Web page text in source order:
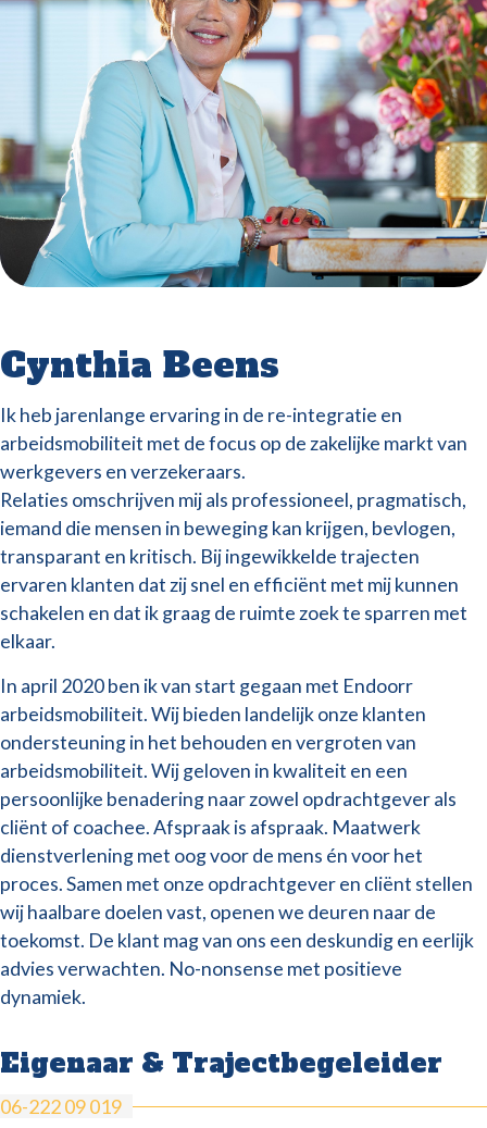
Cynthia Beens
Ik heb jarenlange ervaring in de re-integratie en
arbeidsmobiliteit met de focus op de zakelijke markt van
werkgevers en verzekeraars.
Relaties omschrijven mij als professioneel, pragmatisch,
iemand die mensen in beweging kan krijgen, bevlogen,
transparant en kritisch. Bij ingewikkelde trajecten
ervaren klanten dat zij snel en efficiënt met mij kunnen
schakelen en dat ik graag de ruimte zoek te sparren met
elkaar.
In april 2020 ben ik van start gegaan met Endoorr
arbeidsmobiliteit. Wij bieden landelijk onze klanten
ondersteuning in het behouden en vergroten van
arbeidsmobiliteit. Wij geloven in kwaliteit en een
persoonlijke benadering naar zowel opdrachtgever als
cliënt of coachee. Afspraak is afspraak. Maatwerk
dienstverlening met oog voor de mens én voor het
proces. Samen met onze opdrachtgever en cliënt stellen
wij haalbare doelen vast, openen we deuren naar de
toekomst. De klant mag van ons een deskundig en eerlijk
advies verwachten. No-nonsense met positieve
dynamiek.
Eigenaar & Trajectbegeleider
06-222 09 019